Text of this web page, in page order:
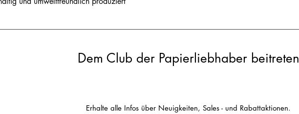
Dem Club der Papierliebhaber beitreten
Erhalte alle Infos über Neuigkeiten, Sales - und Rabattaktionen.